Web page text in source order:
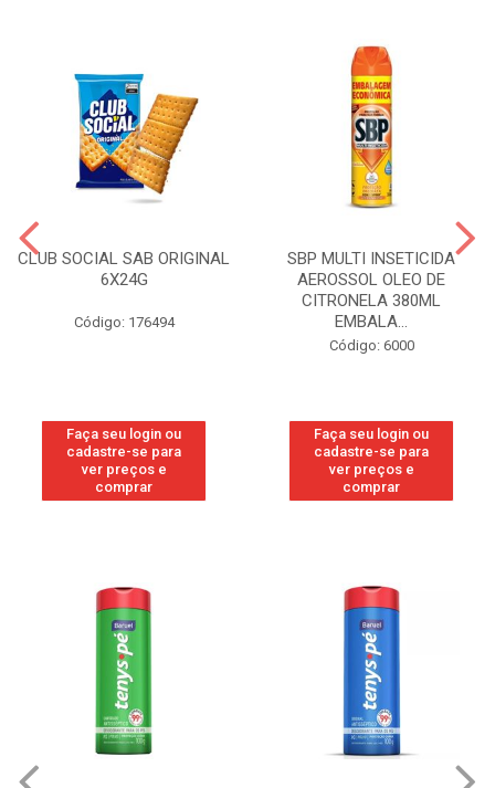
CLUB SOCIAL SAB ORIGINAL
6X24G
Código: 176494
Faça seu login ou
cadastre-se para
ver preços e
comprar
SBP MULTI INSETICIDA
AEROSSOL OLEO DE
CITRONELA 380ML
EMBALA...
Código: 6000
Faça seu login ou
cadastre-se para
ver preços e
comprar